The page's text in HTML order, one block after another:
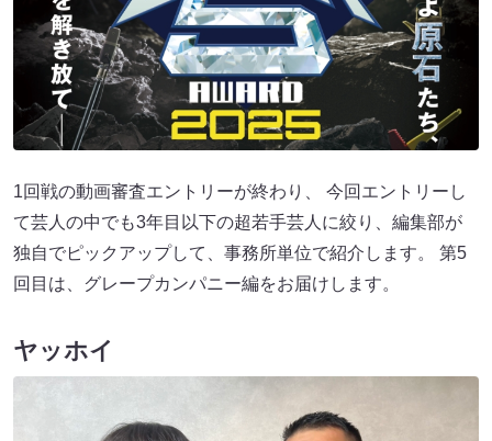
1回戦の動画審査エントリーが終わり、 今回エントリーし
て芸人の中でも3年目以下の超若手芸人に絞り、編集部が
独自でピックアップして、事務所単位で紹介します。 第5
回目は、グレープカンパニー編をお届けします。
ヤッホイ